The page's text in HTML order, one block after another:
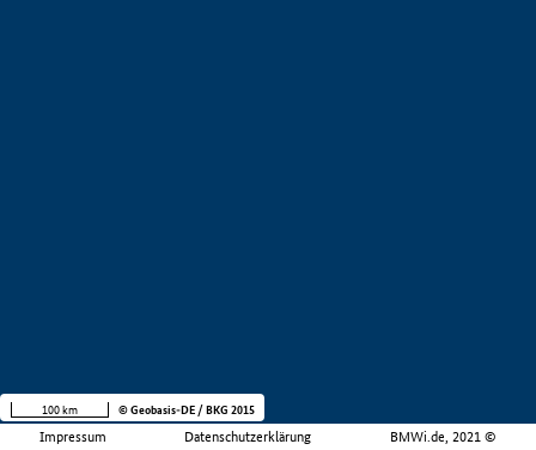
Impressum Datenschutzerklärung BMWi.de, 2021 ©
100 km © Geobasis-DE / BKG 2015